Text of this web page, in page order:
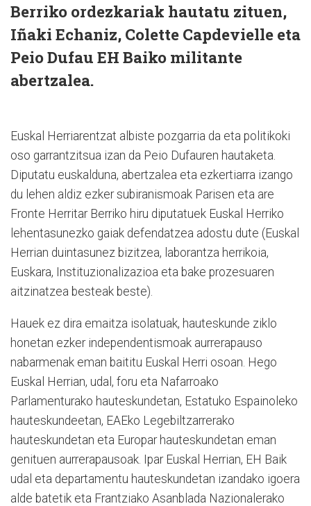
Berriko ordezkariak hautatu zituen,
Iñaki Echaniz, Colette Capdevielle eta
Peio Dufau EH Baiko militante
abertzalea.
Euskal Herriarentzat albiste pozgarria da eta politikoki
oso garrantzitsua izan da Peio Dufauren hautaketa.
Diputatu euskalduna, abertzalea eta ezkertiarra izango
du lehen aldiz ezker subiranismoak Parisen eta are
Fronte Herritar Berriko hiru diputatuek Euskal Herriko
lehentasunezko gaiak defendatzea adostu dute (Euskal
Herrian duintasunez bizitzea, laborantza herrikoia,
Euskara, Instituzionalizazioa eta bake prozesuaren
aitzinatzea besteak beste).
Hauek ez dira emaitza isolatuak, hauteskunde ziklo
honetan ezker independentismoak aurrerapauso
nabarmenak eman baititu Euskal Herri osoan. Hego
Euskal Herrian, udal, foru eta Nafarroako
Parlamenturako hauteskundetan, Estatuko Espainoleko
hauteskundeetan, EAEko Legebiltzarrerako
hauteskundetan eta Europar hauteskundetan eman
genituen aurrerapausoak. Ipar Euskal Herrian, EH Baik
udal eta departamentu hauteskundetan izandako igoera
alde batetik eta Frantziako Asanblada Nazionalerako